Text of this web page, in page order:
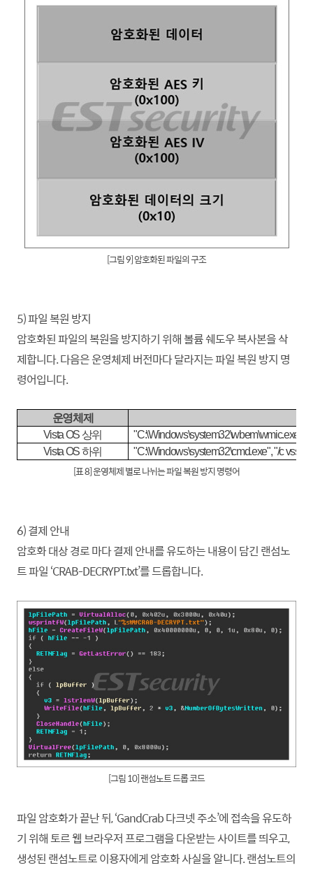
[그림 9] 암호화된 파일의 구조
5) 파일 복원 방지
암호화된 파일의 복원을 방지하기 위해 볼륨 쉐도우 복사본을 삭
제합니다. 다음은 운영체제 버전마다 달라지는 파일 복원 방지 명
령어입니다.
운영체제
Vista OS 상위 "C:\Windows\system32\wbem\wmic.exe", "
Vista OS하위 "C:\Windows\system32\cmd.exe", "/c
[표 8] 운영체제 별로 나뉘는 파일 복원 방지 명령어
6) 결제 안내
암호화 대상 경로 마다 결제 안내를 유도하는 내용이 담긴 랜섬노
트 파일 ‘CRAB-DECRYPT.txt’를 드롭합니다.
[그림 10] 랜섬노트 드롭 코드
파일 암호화가 끝난 뒤, ‘GandCrab 다크넷 주소’에 접속을 유도하
기 위해 토르 웹 브라우저 프로그램을 다운받는 사이트를 띄우고,
생성된 랜섬노트로 이용자에게 암호화 사실을 알니다. 랜섬노트의